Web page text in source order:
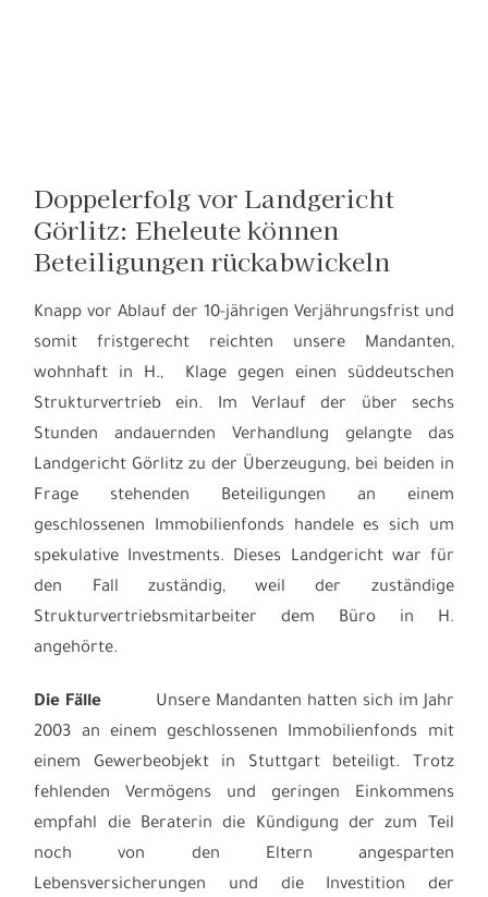
Doppelerfolg vor Landgericht
Görlitz: Eheleute können
Beteiligungen rückabwickeln
Knapp vor Ablauf der 10-jährigen Verjährungsfrist und
somit fristgerecht reichten unsere Mandanten,
wohnhaft in H., Klage gegen einen süddeutschen
Strukturvertrieb ein. Im Verlauf der über sechs
Stunden andauernden Verhandlung gelangte das
Landgericht Görlitz zu der Überzeugung, bei beiden in
Frage stehenden Beteiligungen an einem
geschlossenen Immobilienfonds handele es sich um
spekulative Investments. Dieses Landgericht war für
den Fall zuständig, weil der zuständige
Strukturvertriebsmitarbeiter dem Büro in H.
angehörte.
Die Fälle
Unsere Mandanten hatten sich im Jahr
2003 an einem geschlossenen Immobilienfonds mit
einem Gewerbeobjekt in Stuttgart beteiligt. Trotz
fehlenden Vermögens und geringen Einkommens
empfahl die Beraterin die Kündigung der zum Teil
noch von den Eltern angesparten
Lebensversicherungen und die Investition der